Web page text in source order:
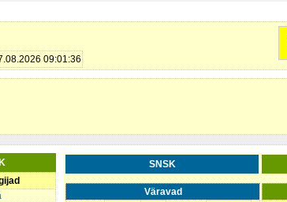
09:01:36
SNSK
Väravad